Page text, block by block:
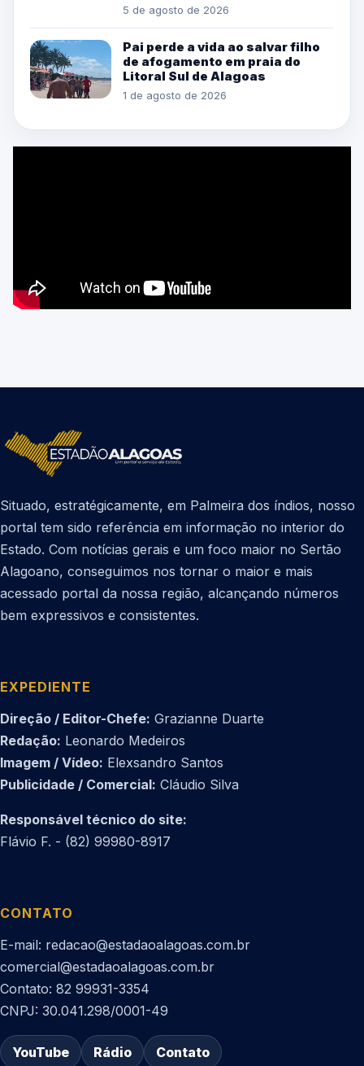
5 de agosto de 2026
Pai perde a vida ao salvar filho
de afogamento em praia do
Litoral Sul de Alagoas
1 de agosto de 2026
Situado, estratégicamente, em Palmeira dos índios, nosso
portal tem sido referência em informação no interior do
Estado. Com notícias gerais e um foco maior no Sertão
Alagoano, conseguimos nos tornar o maior e mais
acessado portal da nossa região, alcançando números
bem expressivos e consistentes.
EXPEDIENTE
Direção / Editor-Chefe: Grazianne Duarte
Redação: Leonardo Medeiros
Imagem / Vídeo: Elexsandro Santos
Publicidade / Comercial: Cláudio Silva
Responsável técnico do site:
Flávio F. - (82) 99980-8917
CONTATO
E-mail: redacao@estadaoalagoas.com.br
comercial@estadaoalagoas.com.br
Contato: 82 99931-3354
CNPJ: 30.041.298/0001-49
YouTube Rádio Contato